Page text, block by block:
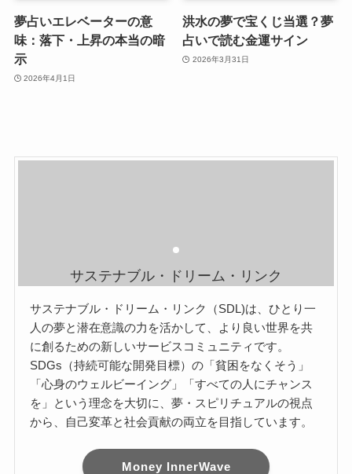
夢占いエレベーターの意
味：落下・上昇の本当の暗
示
2026年4月1日
洪水の夢で宝くじ当選？夢
占いで読む金運サイン
2026年3月31日
サステナブル・ドリーム・リンク
サステナブル・ドリーム・リンク（SDL)は、ひとり一
人の夢と潜在意識の力を活かして、より良い世界を共
に創るための新しいサービスコミュニティです。
SDGs（持続可能な開発目標）の「貧困をなくそう」
「心身のウェルビーイング」「すべての人にチャンス
を」という理念を大切に、夢・スピリチュアルの視点
から、自己変革と社会貢献の両立を目指しています。
Money InnerWave